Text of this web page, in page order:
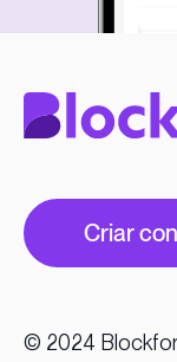
Criar
© 2024